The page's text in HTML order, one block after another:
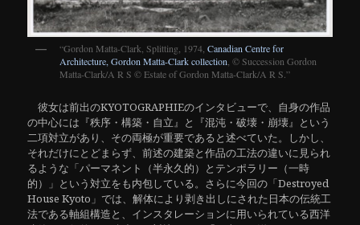
“Gordon Matta-Clark, Splitting, 1974,Canadian Centre for
Architecture, Gordon Matta-Clark collection , © Succession Gordon
Matta-Clark/A R S © Estate of Gordon Matta-Clark/A R S.”
彼女は前出のKYOTOGRAPHIEのインタビューで、自身の作品
の中心には『秩序・構築・自立』と『混沌・破壊・崩壊』という
二項対立があり、その両極が重要であると述べていた。しかし、
それだけにとどまらず、前述の建築と作品の工法の違いに見られ
るような「パーマネント（半永久的）とテンポラリー（一時
的）」という対立をも内包している。さらに今回の「Destroyed
House Kyoto」では、解体により剥き出しにされた日本の伝統工
法である軸組構造と、インスタレーションに用いられている西洋